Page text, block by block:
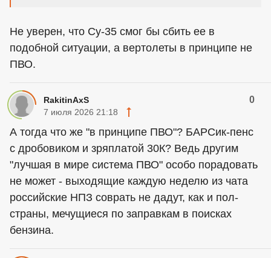
Не уверен, что Су-35 смог бы сбить ее в
подобной ситуации, а вертолеты в принципе не
ПВО.
RakitinAxS 0
7 июля 2026 21:18
А тогда что же "в принципе ПВО"? БАРСик-пенс
с дробовиком и зряплатой 30К? Ведь другим
"лучшая в мире система ПВО" особо порадовать
не может - выходящие каждую неделю из чата
российские НПЗ соврать не дадут, как и пол-
страны, мечущиеся по заправкам в поисках
бензина.